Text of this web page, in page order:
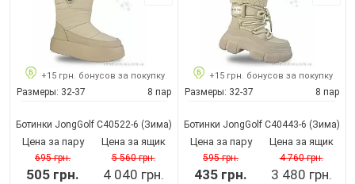
+15 грн. бонусов за покупку
Размеры: 32-37 8 пар
Ботинки JongGolf C40522-6 (Зима)
Цена за пару
695 грн.
505 грн.
Цена за ящик
5 560 грн.
4 040 грн.
+15 грн. бонусов за покупку
Размеры: 32-37 8 пар
Ботинки JongGolf C40443-6 (Зима)
Цена за пару
595 грн.
435 грн.
Цена за ящик
4 760 грн.
3 480 грн.